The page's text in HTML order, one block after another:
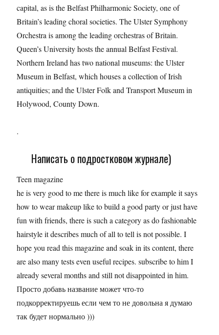
capital, as is the Belfast Philharmonic Society, one of
Britain’s leading choral societies. The Ulster Symphony
Orchestra is among the leading orchestras of Britain.
Queen’s University hosts the annual Belfast Festival.
Northern Ireland has two national museums: the Ulster
Museum in Belfast, which houses a collection of Irish
antiquities; and the Ulster Folk and Transport Museum in
Holywood, County Down.
.
Написать о подростковом журнале)
Teen magazine
he is very good to me there is much like for example it says
how to wear makeup like to build a good party or just have
fun with friends, there is such a category as do fashionable
hairstyle it describes much of all to tell is not possible. I
hope you read this magazine and soak in its content, there
are also many tests even useful recipes. subscribe to him I
already several months and still not disappointed in him.
Просто добавь название может что-то
подкорректируешь если чем то не довольна я думаю
так будет нормально )))